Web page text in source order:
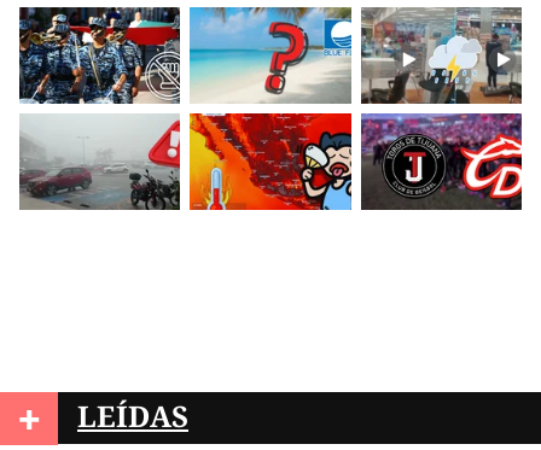
+ LEÍDAS